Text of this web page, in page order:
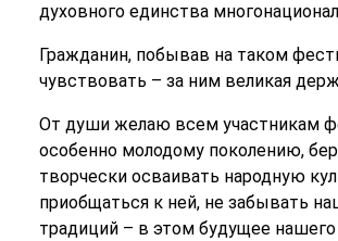
духовного единства
Гражданин, побывав на таком
чувствовать – за ним великая
От души желаю всем участникам
особенно молодому поколению,
творчески осваивать народную
приобщаться к ней, не забывать
традиций – в этом будущее